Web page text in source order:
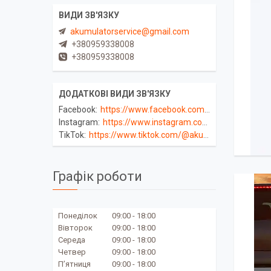
akumulatorservice@gmail.com
+380959338008
+380959338008
Facebook
https://www.facebook.com/akumulator.service
Instagram
https://www.instagram.com/akumulator_service/
TikTok
https://www.tiktok.com/@akumulatorservice
Графік роботи
Понеділок 09:00
18:00
Вівторок
09:00
18:00
Середа
09:00
18:00
Четвер
09:00
18:00
Пʼятниця
09:00
18:00